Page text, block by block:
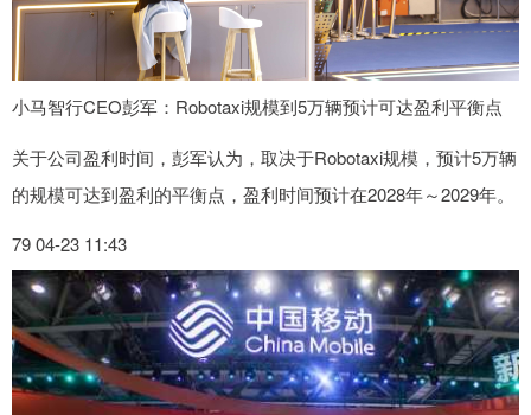
小马智行CEO彭军：Robotaxi规模到5万辆预计可达盈利平衡点
关于公司盈利时间，彭军认为，取决于Robotaxi规模，预计5万辆
的规模可达到盈利的平衡点，盈利时间预计在2028年～2029年。
79 04-23 11:43